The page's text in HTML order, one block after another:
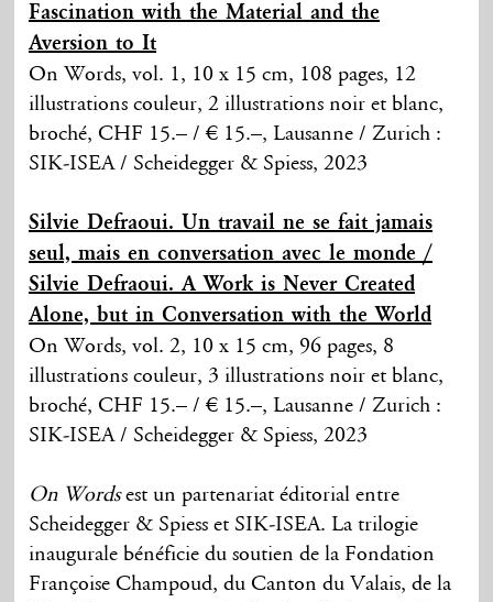
Fascination with the Material and the
Aversion to It
On Words, vol. 1, 10 x 15 cm, 108 pages, 12
illustrations couleur, 2 illustrations noir et blanc,
broché, CHF 15.– / € 15.–, Lausanne / Zurich :
SIK-ISEA / Scheidegger & Spiess, 2023
Silvie Defraoui. Un travail ne se fait jamais
seul, mais en conversation avec le monde /
Silvie Defraoui. A Work is Never Created
Alone, but in Conversation with the World
On Words, vol. 2, 10 x 15 cm, 96 pages, 8
illustrations couleur, 3 illustrations noir et blanc,
broché, CHF 15.– / € 15.–, Lausanne / Zurich :
SIK-ISEA / Scheidegger & Spiess, 2023
On Wordsest un partenariat éditorial entre
Scheidegger & Spiess et SIK-ISEA. La trilogie
inaugurale bénéficie du soutien de la Fondation
Françoise Champoud, du Canton du Valais, de la